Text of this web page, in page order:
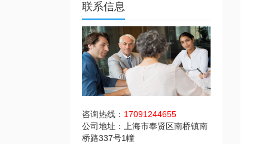
联系信息
咨询热线： 17091244655
公司地址：上海市奉贤区南桥镇南
桥路337号1幢